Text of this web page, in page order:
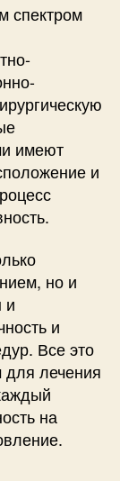
спектром
имеют
и
но и
и
и
Все это
лечения
на